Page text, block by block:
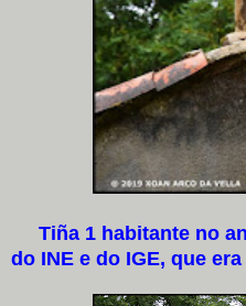
Tiña 1 habitante no
do INE e do IGE, que